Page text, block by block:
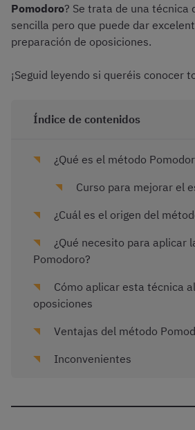
Pomodoro? Se trata de una técnica
sencilla pero que puede dar
preparación de oposiciones.
¡Seguid leyendo si queréis conocer
Índice de contenidos
¿Qué es el método
Curso para mejorar el
¿Cuál es el origen del
¿Qué necesito para aplicar
Pomodoro?
Cómo aplicar esta técnica
oposiciones
Ventajas del método
Inconvenientes